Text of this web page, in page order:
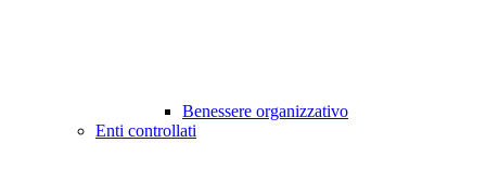
Benessere organizzativo
Enti controllati